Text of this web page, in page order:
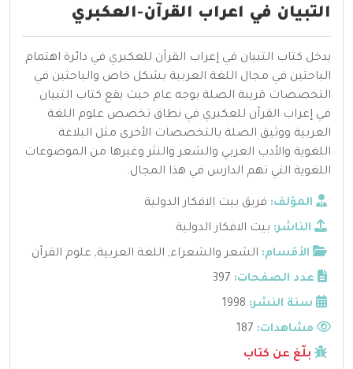
التبيان في اعراب القرآن-العكبري
يدخل كتاب التبيان في إعراب القرآن للعكبري في دائرة اهتمام
الباحثين في مجال اللغة العربية بشكل خاص والباحثين في
التخصصات قريبة الصلة بوجه عام حيث يقع كتاب التبيان
في إعراب القرآن للعكبري في نطاق تخصص علوم اللغة
العربية ووثيق الصلة بالتخصصات الأخرى مثل البلاغة
اللغوية والأدب العربي والشعر والنثر وغيرها من الموضوعات
اللغوية التي تهم الدارس في هذا المجال.
المؤلف: فريق بيت الافكار الدولية
الناشر: بيت الافكار الدولية
الأقسام: الشعر والشعراء, اللغة العربية, علوم القرآن
عدد الصفحات: 397
سنة النشر: 1998
مشاهدات:
بلّغ عن كتاب